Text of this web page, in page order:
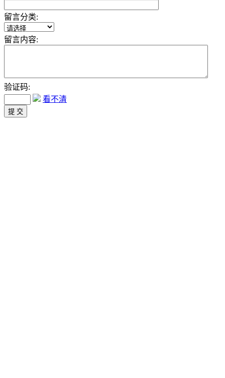
留言分类:
留言内容:
验证码:
看不清